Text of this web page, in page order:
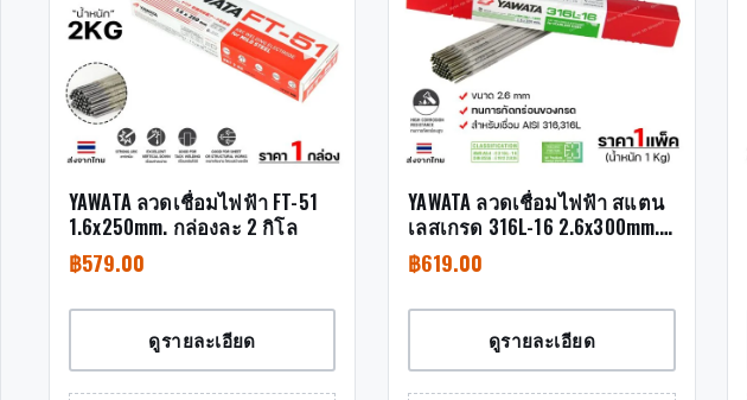
YAWATA ลวดเชื่อมไฟฟ้า FT-51
1.6x250mm. กล่องละ 2 กิโล
฿579.00
ดูรายละเอียด
YAWATA ลวดเชื่อมไฟฟ้า สแตน
เลสเกรด 316L-16 2.6x300mm.
(กลอละ 1 กิโล)
฿619.00
ดูรายละเอียด